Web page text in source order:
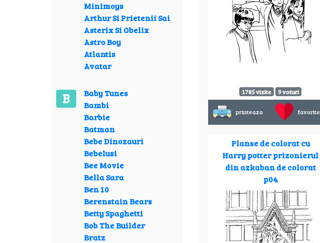
Minimoys
Arthur Si Prietenii Sai
Asterix Si Obelix
Astro Boy
Atlantis
Avatar
B
Baby Tunes
Bambi
Barbie
Batman
Bebe Dinozauri
Bebelusi
Bee Movie
Bella Sara
Ben 10
Berenstain Bears
Betty Spaghetti
Bob The Builder
Bratz
1785 vizite 9 voturi
printeaza favorite
Planse de colorat cu
Harry potter prizonierul
din azkaban de colorat
p04